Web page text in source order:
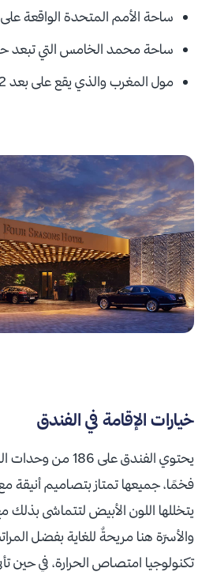
ساحة الأمم المتحدة الواقعة على بعد
ساحة محمد الخامس التي تبعد حوالي
مول المغرب والذي يقع على بعد 6.42 كم.
خيارات الإقامة في الفندق
فخمًا، جميعها تمتاز بتصاميم أنيقة مع
يتخللها اللون الأبيض لتتماشى بذلك
والأسرّة هنا مريحةٌ للغاية بفضل
تكنولوجيا امتصاص الحرارة، في حين